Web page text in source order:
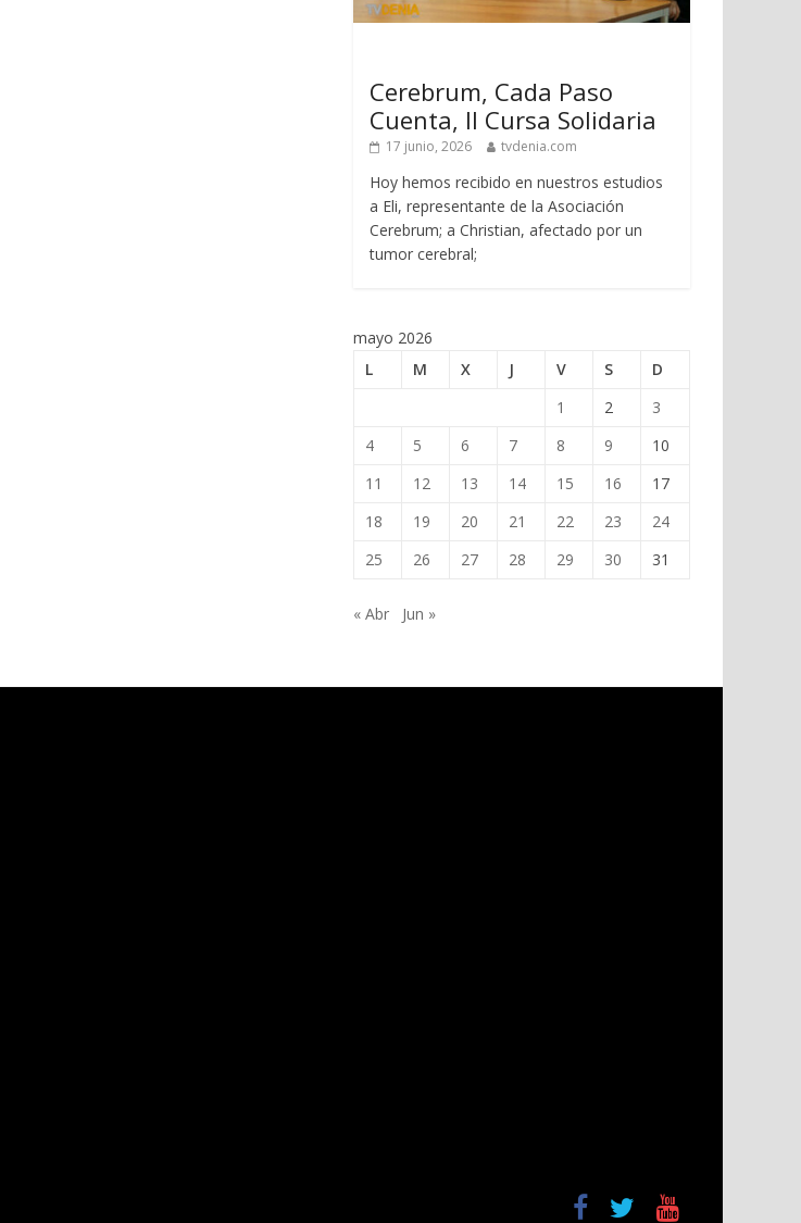
Cerebrum, Cada Paso
Cuenta, II Cursa Solidaria
17 junio, 2026 tvdenia.com
Hoy hemos recibido en nuestros estudios
a Eli, representante de la Asociación
Cerebrum; a Christian, afectado por un
tumor cerebral;
mayo 2026
L
M X J V S
D
1
2
3
4
5 6 7 8 9
10
11
12 13 14 15 16
17
18
19 20 21 22 23
24
25
26 27 28 29 30 31
« Abr Jun »